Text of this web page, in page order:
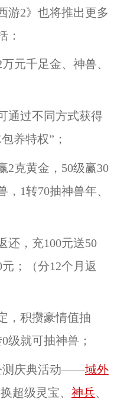
游2》也将推出更多
：
千足金、神兽、
过不同方式获得
养特权”；
克黄金，50级赢30
，1转70抽神兽年、
，充100元送50
；（分12个月返
积攒豪情值抽
级就可抽神兽；
庆典活动——域外
超级灵宝、 神兵、